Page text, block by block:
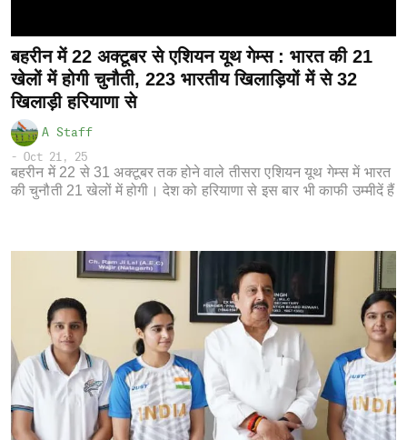
बहरीन में 22 अक्टूबर से एशियन यूथ गेम्स : भारत की 21
खेलों में होगी चुनौती, 223 भारतीय खिलाड़ियों में से 32
खिलाड़ी हरियाणा से
A Staff
- Oct 21, 25
बहरीन में 22 से 31 अक्टूबर तक होने वाले तीसरा एशियन यूथ गेम्स में भारत
की चुनौती 21 खेलों में होगी। देश को हरियाणा से इस बार भी काफी उम्मीदें हैं